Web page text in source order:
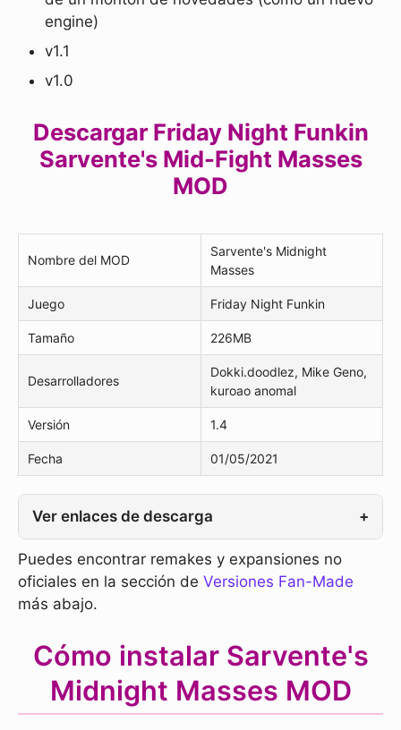
engine)
v1.1
v1.0
Descargar Friday Night Funkin
Sarvente's Mid-Fight Masses
MOD
Nombre del MOD
Sarvente's Midnight
Masses
Juego Friday Night Funkin
Tamaño 226MB
Desarrolladores
Dokki.doodlez, Mike Geno,
kuroao anomal
Versión 1.4
Fecha 01/05/2021
Ver enlaces de descarga +
Puedes encontrar remakes y expansiones no
oficiales en la sección de Versiones Fan-Made
más abajo.
Cómo instalar Sarvente's
Midnight Masses MOD